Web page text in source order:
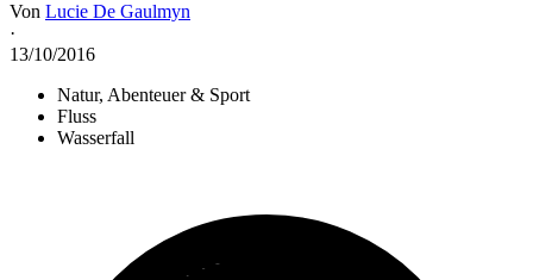
Von Lucie De Gaulmyn
·
13/10/2016
Natur, Abenteuer & Sport
Fluss
Wasserfall